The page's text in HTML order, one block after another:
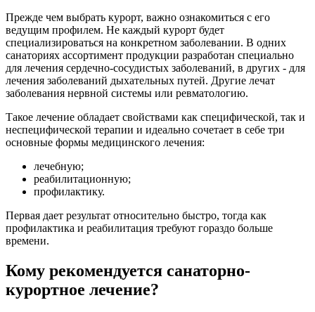
Прежде чем выбрать курорт, важно ознакомиться с его
ведущим профилем. Не каждый курорт будет
специализироваться на конкретном заболевании. В одних
санаториях ассортимент продукции разработан специально
для лечения сердечно-сосудистых заболеваний, в других - для
лечения заболеваний дыхательных путей. Другие лечат
заболевания нервной системы или ревматологию.
Такое лечение обладает свойствами как специфической, так и
неспецифической терапии и идеально сочетает в себе три
основные формы медицинского лечения:
лечебную;
реабилитационную;
профилактику.
Первая дает результат относительно быстро, тогда как
профилактика и реабилитация требуют гораздо больше
времени.
Кому рекомендуется санаторно-
курортное лечение?